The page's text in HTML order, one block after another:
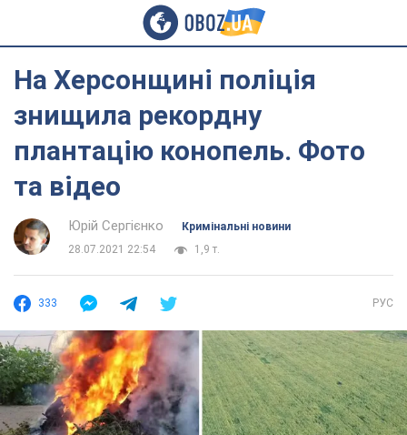
На Херсонщині поліція
знищила рекордну
плантацію конопель. Фото
та відео
Юрій Сергієнко
Кримінальні новини
28.07.2021 22:54
1,9 т.
333 РУС